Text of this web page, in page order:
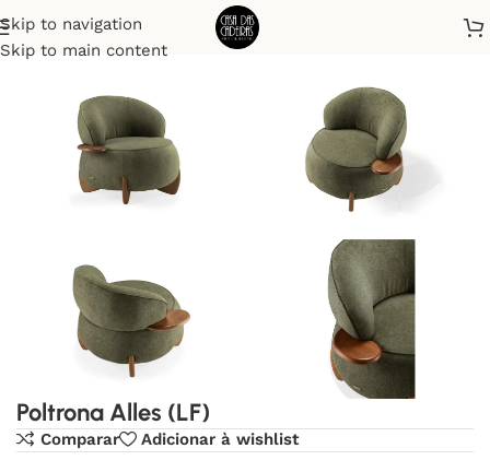
Skip to navigation
Skip to main content
Início Poltronas
Poltrona Alles (LF)
Comparar Adicionar à wishlist